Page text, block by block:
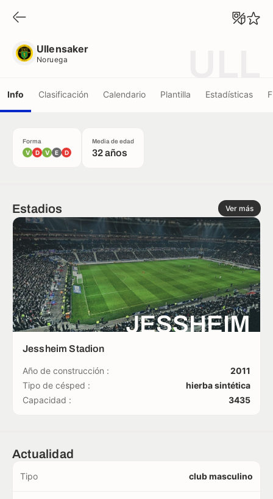
Ullensaker
Noruega
Info Clasificación Calendario Plantilla Estadísticas
Forma
V D V E D
Media de edad
32 años
Estadios Ver más
JESSHEIM
Jessheim Stadion
Año de construcción :
2011
Tipo de césped :
hierba sintética
Capacidad :
3435
Actualidad
Tipo club masculino